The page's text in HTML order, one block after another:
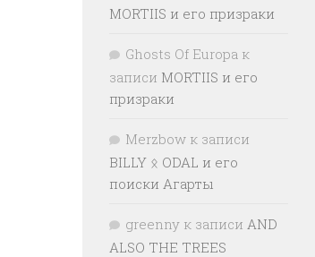
MORTIIS и его призраки
Ghosts Of Europa к
записи MORTIIS и его
призраки
Merzbow к записи
BILLY ᛟ ODAL и его
поиски Агарты
greenny к записи AND
ALSO THE TREES